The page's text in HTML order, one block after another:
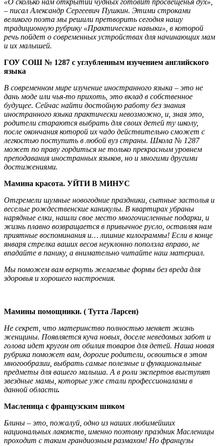
– писал Александр Сергеевич Пушкин. Этими строками
великого поэта мы решили претворить сегодня нашу
традиционную рубрику «Практические навыки», в которой
речь пойдет о современных устройствах для начинающих мам
и их малышей.
ГОУ СОШ № 1287 с углубленным изучением английского
языка
В современном мире изучение иностранного языка – это не
дань моде или чья-то прихоть, это вклад в собственное
будущее. Сейчас найти достойную работу без знания
иностранного языка практически невозможно, и, зная это,
родители стараются выбрать для своих детей ту школу,
после окончания которой их чадо действительно сможет с
легкостью поступить в любой вуз страны. Школа № 1287
может по праву гордиться не только прекрасным уровнем
преподавания иностранных языков, но и многими другими
достижениями.
Мамина красота. УЙТИ В МИНУС
Отгремели шумные новогодние праздники, сытные застолья и
веселые рождественские каникулы. В квартирах убраны
нарядные елки, нашли свое место многочисленные подарки, и
жизнь плавно возвращается в привычное русло, оставляя нам
приятные воспоминания и… лишние килограммы! Если в конце
января стрелка ваших весов неуклонно поползла вправо, не
впадайте в панику, а внимательно читайте наш материал.
Мы поможем вам вернуть желаемые формы без вреда для
здоровья и хорошего настроения.
Мамины помощники. ( Тутта Ларсен)
Не секрет, что материнство полностью меняет жизнь
женщины. Появляется куча новых, доселе неведомых забот и
голова идет кругом от обилия товаров для детей. Наша новая
рубрика поможет вам, дорогие родители, освоиться в этом
многообразии, выбрать самые полезные и функциональные
предметы для вашего малыша. А в роли экспертов выступят
звездные мамы, которые уже стали профессионалами в
данной области.
Масленица с французским шиком
Блины – это, пожалуй, одно из наших любимейших
национальных лакомств, именно поэтому праздник Масленицы
проходит с таким грандиозным размахом! Но французы